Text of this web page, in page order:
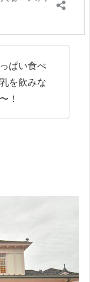
ぱい食べ
を飲みな
！